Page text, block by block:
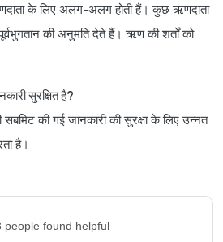
के लिए अलग-अलग होती हैं। कुछ ऋणदाता
की अनुमति देते हैं। ऋण की शर्तों को
सुरक्षित है?
की गई जानकारी की सुरक्षा के लिए उन्नत
है।
people found helpful